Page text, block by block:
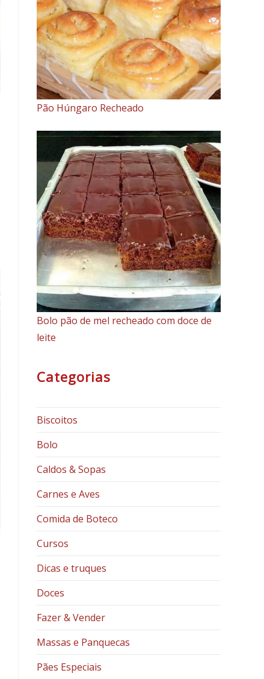
Pão Húngaro Recheado
Bolo pão de mel recheado com doce de
leite
Categorias
Biscoitos
Bolo
Caldos & Sopas
Carnes e Aves
Comida de Boteco
Cursos
Dicas e truques
Doces
Fazer & Vender
Massas e Panquecas
Pães Especiais